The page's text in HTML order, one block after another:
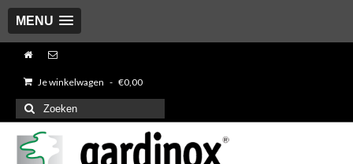
MENU
Je winkelwagen - €0,00
Zoeken
naar: